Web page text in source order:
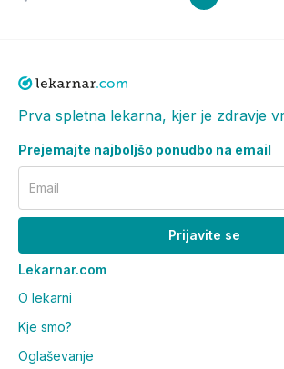
Prva spletna lekarna, kjer je zdravje
Prejemajte najboljšo ponudbo na email
Email
Prijavite se
Lekarnar.com
O lekarni
Kje smo?
Oglaševanje